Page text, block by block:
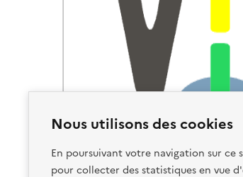
Nous utilisons des cookies
En poursuivant votre navigation sur ce
pour collecter des statistiques en vue